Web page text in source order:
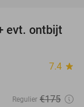
55%
evt. ontbijt
7.4 star
Regulier €175